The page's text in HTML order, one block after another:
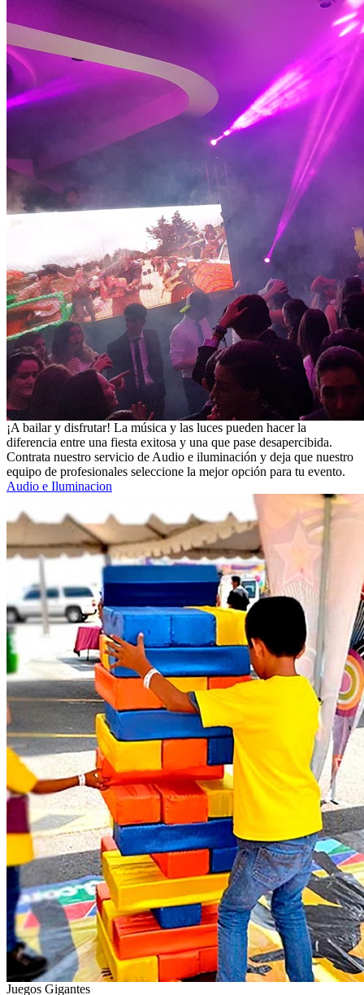
¡A bailar y disfrutar! La música y las luces pueden hacer la
diferencia entre una fiesta exitosa y una que pase desapercibida.
Contrata nuestro servicio de Audio e iluminación y deja que nuestro
equipo de profesionales seleccione la mejor opción para tu evento.
Audio e Iluminacion
Juegos Gigantes